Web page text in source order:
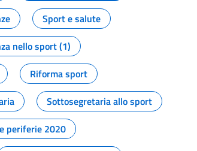
Sport e salute
nello sport (1)
Riforma sport
Sottosegretaria allo sport
periferie 2020